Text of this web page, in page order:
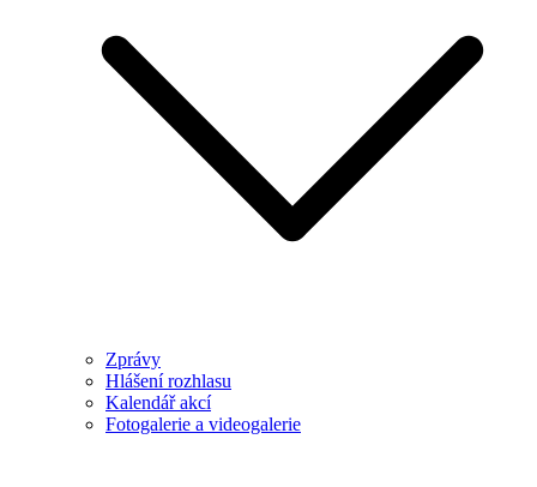
Zprávy
Hlášení rozhlasu
Kalendář akcí
Fotogalerie a videogalerie